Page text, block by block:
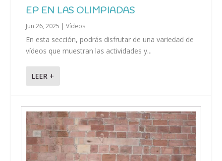
EP EN LAS OLIMPIADAS
Jun 26, 2025 |Vídeos
En esta sección, podrás disfrutar de una variedad de
vídeos que muestran las actividades y...
LEER +